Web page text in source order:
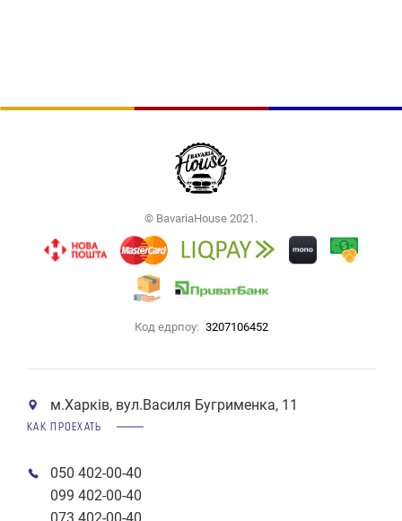
© BavariaHouse 2021.
Код едрпоу: 3207106452
м.Харків, вул.Василя Бугрименка, 11
КАК ПРОЕХАТЬ
050 402-00-40
099 402-00-40